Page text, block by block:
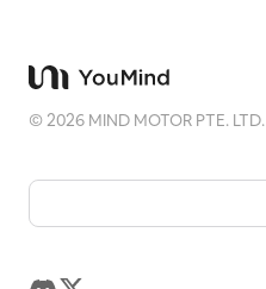
©2026 MIND MOTOR PTE. LTD.